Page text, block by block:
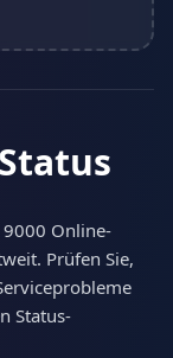
Online-
Prüfen Sie,
Status-